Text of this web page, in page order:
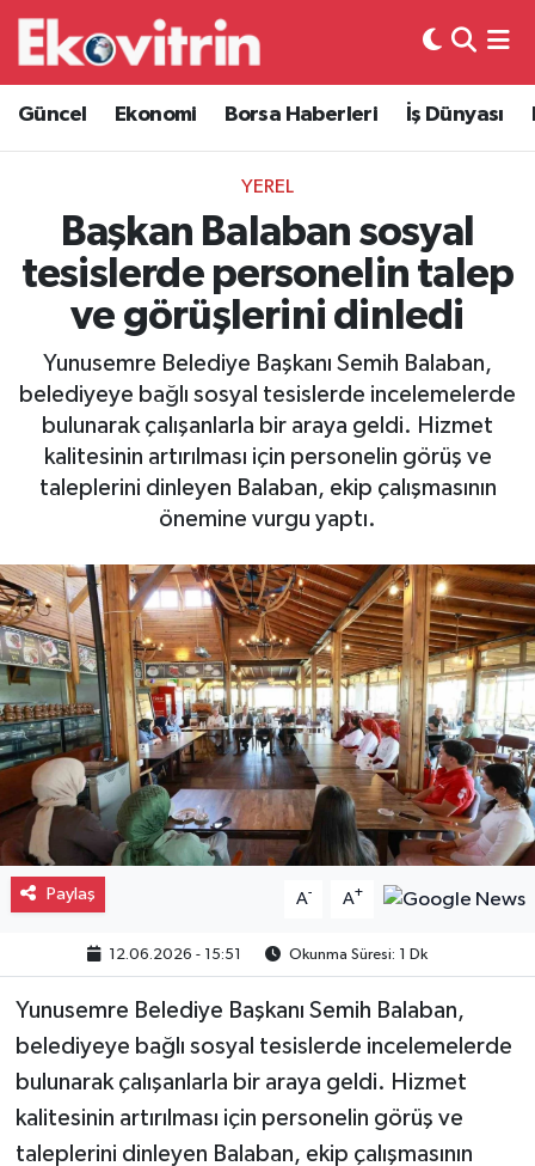
Güncel Ekonomi Borsa Haberleri İş Dünyası
YEREL
Başkan Balaban sosyal
tesislerde personelin talep
ve görüşlerini dinledi
Yunusemre Belediye Başkanı Semih Balaban,
belediyeye bağlı sosyal tesislerde incelemelerde
bulunarak çalışanlarla bir araya geldi. Hizmet
kalitesinin artırılması için personelin görüş ve
taleplerini dinleyen Balaban, ekip çalışmasının
önemine vurgu yaptı.
Paylaş A- A+
12.06.2026 - 15:51 Okunma Süresi: 1 Dk
Yunusemre Belediye Başkanı Semih Balaban,
belediyeye bağlı sosyal tesislerde incelemelerde
bulunarak çalışanlarla bir araya geldi. Hizmet
kalitesinin artırılması için personelin görüş ve
taleplerini dinleyen Balaban, ekip çalışmasının
Güncel
Ekonomi
Borsa Haberleri
İş Dünyası
Lojistik
Otovitrin
Asayiş
Gayrimenkul
Spor
Eğitim
Hava Durumu
Trafik Durumu
Süper Lig Puan Durumu ve Fikstür
Tüm Manşetler
Son Dakika Haberleri
Haber Arşivi